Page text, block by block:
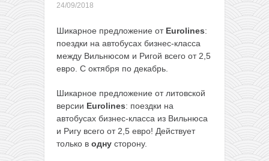
24/09/2018
Шикарное предложение от Eurolines:
поездки на автобусах бизнес-класса
между Вильнюсом и Ригой всего от 2,5
евро. С октября по декабрь.
Шикарное предложение от литовской
версии Eurolines: поездки на
автобусах бизнес-класса из Вильнюса
и Ригу всего от 2,5 евро! Действует
только в одну сторону.